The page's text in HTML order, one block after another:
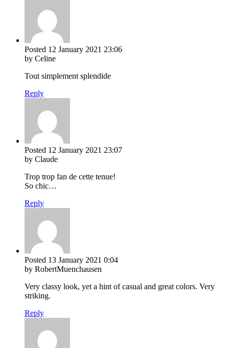
Posted 12 January 2021 23:06
by Celine
Tout simplement splendide
Reply
Posted 12 January 2021 23:07
by Claude
Trop trop fan de cette tenue!
So chic…
Reply
Posted 13 January 2021 0:04
by RobertMuenchausen
Very classy look, yet a hint of casual and great colors. Very
striking.
Reply